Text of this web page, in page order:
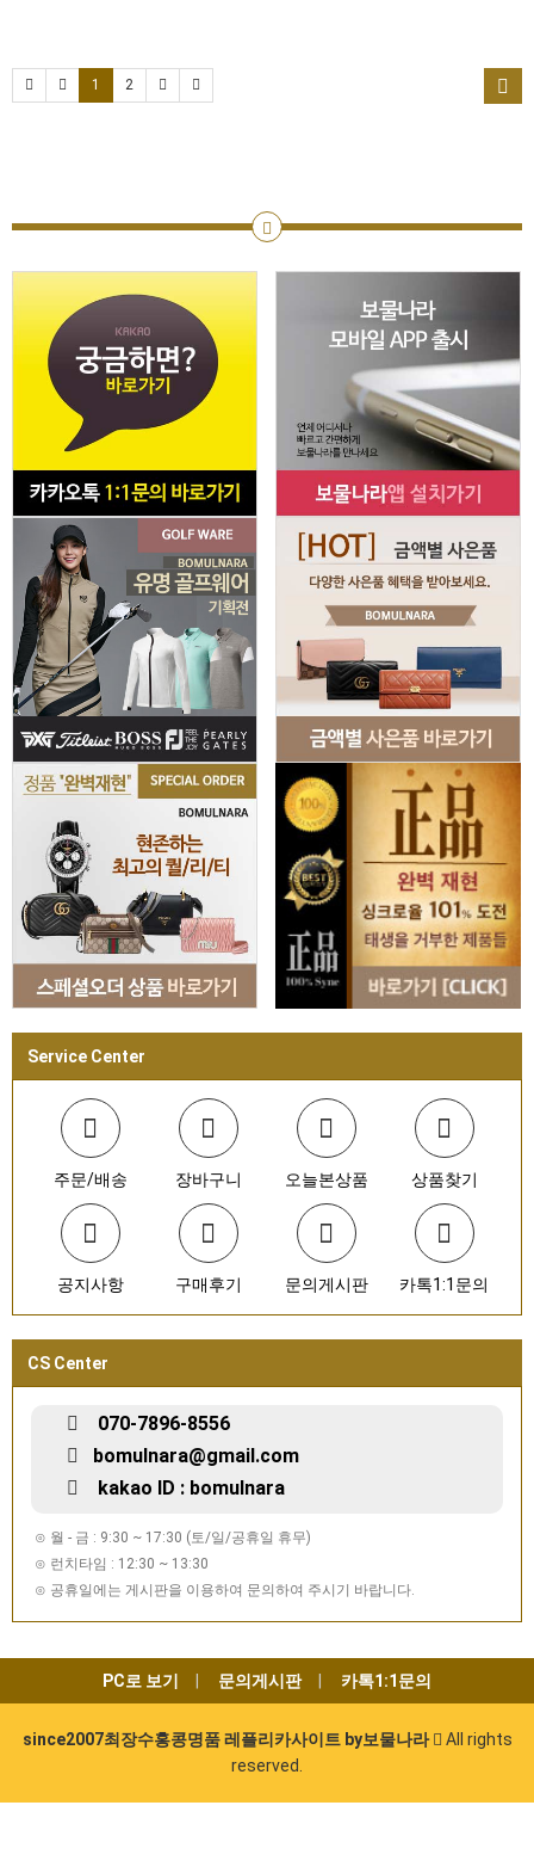
1 2
Service Center
주문/배송 장바구니 오늘본상품 상품찾기
공지사항 구매후기 문의게시판 카톡1:1문의
CS Center
070-7896-8556
bomulnara@gmail.com
kakao ID : bomulnara
⊙ 월 - 금 : 9:30 ~ 17:30 (토/일/공휴일 휴무)
⊙ 런치타임 : 12:30 ~ 13:30
⊙ 공휴일에는 게시판을 이용하여 문의하여 주시기 바랍니다.
PC로 보기 문의게시판 카톡1:1문의
since2007최장수홍콩명품 레플리카사이트 by보물나라
All rights
reserved.